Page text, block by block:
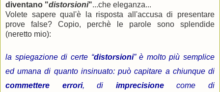
diventano "distorsioni"...che eleganza...
Volete sapere qual'è la risposta all'accusa di presentare
prove false? Copio, perchè le parole sono splendide
(neretto mio):
la spiegazione di certe “distorsioni” è molto più semplice
ed umana di quanto insinuato: può capitare a chiunque di
commettere errori, di imprecisionecome di